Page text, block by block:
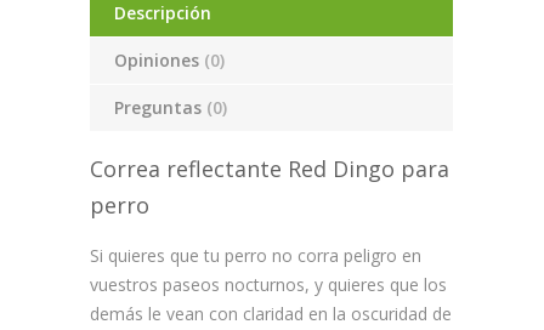
Descripción
Opiniones (0)
Preguntas (0)
Correa reflectante Red Dingo para
perro
Si quieres que tu perro no corra peligro en
vuestros paseos nocturnos, y quieres que los
demás le vean con claridad en la oscuridad de